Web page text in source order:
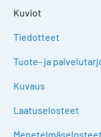
Kuviot
Tiedotteet
Tuote- ja
Kuvaus
Laatuselosteet
Menetelmäselosteet